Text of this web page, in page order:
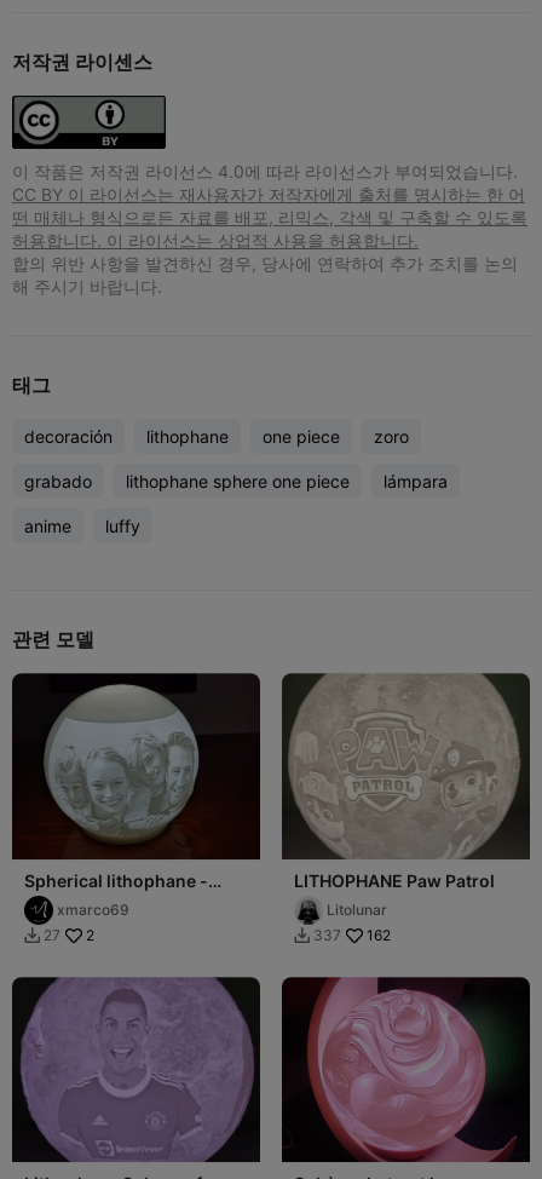
저작권 라이센스
이 작품은 저작권 라이선스 4.0에 따라 라이선스가 부여되었습니다.
CC BY 이 라이선스는 재사용자가 저작자에게 출처를 명시하는 한 어
떤 매체나 형식으로든 자료를 배포, 리믹스, 각색 및 구축할 수 있도록
허용합니다. 이 라이선스는 상업적 사용을 허용합니다.
합의 위반 사항을 발견하신 경우, 당사에 연락하여 추가 조치를 논의
해 주시기 바랍니다.
태그
decoración lithophane one piece zoro
grabado lithophane sphere one piece lámpara
anime luffy
관련 모델
Spherical lithophane -
Litofania sferica
xmarco69
 27 2
LITHOPHANE Paw Patrol
Litolunar
 337 162